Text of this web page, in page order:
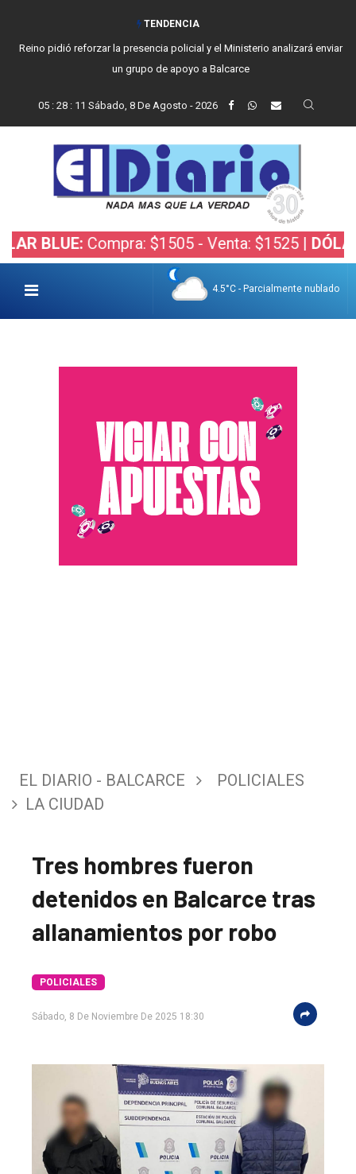
TENDENCIA
Reino pidió reforzar la presencia policial y el Ministerio analizará enviar
un grupo de apoyo a Balcarce
05 : 28 : 12 Sábado, 8 De Agosto - 2026
Compra: $1505 - Venta: $1525 |DÓLAR
4.5°C - Parcialmente nublado
único
Balcarce
EL DIARIO - BALCARCE
POLICIALES
LA CIUDAD
Tres hombres fueron
detenidos en Balcarce tras
allanamientos por robo
POLICIALES
Sábado, 8 De Noviembre De 2025 18:30